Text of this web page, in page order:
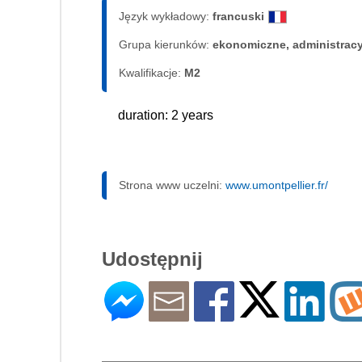
Język wykładowy: francuski
Grupa kierunków: ekonomiczne,
Kwalifikacje: M2
duration: 2 years
Strona www uczelni: www.umontpellier.fr/
Udostępnij